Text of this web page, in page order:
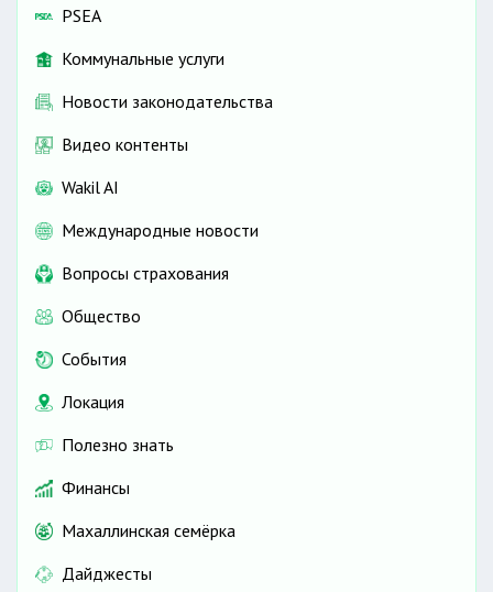
PSEA
Коммунальные услуги
Новости законодательства
Видео контенты
Wakil AI
Международные новости
Вопросы страхования
Общество
События
Локация
Полезно знать
Финансы
Махаллинская семёрка
Дайджесты